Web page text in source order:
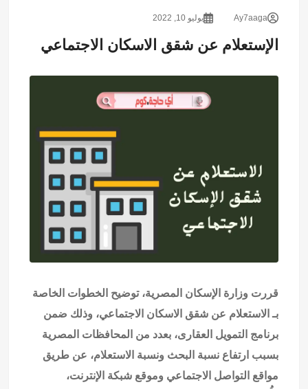
Ay7aaga يوليو 10, 2022
الإستعلام عن شقق الاسكان الاجتماعي
قررت وزارة الإسكان المصرية، توضيح الخطوات الخاصة
بـ الاستعلام عن شقق الاسكان الاجتماعي، وذلك ضمن
برنامج التمويل العقارى، بعدد من المحافظات المصرية
بسبب ارتفاع نسبة البحث ونسبة الاستعلام، عن طريق
مواقع التواصل الاجتماعي وموقع شبكة الإنترنت،